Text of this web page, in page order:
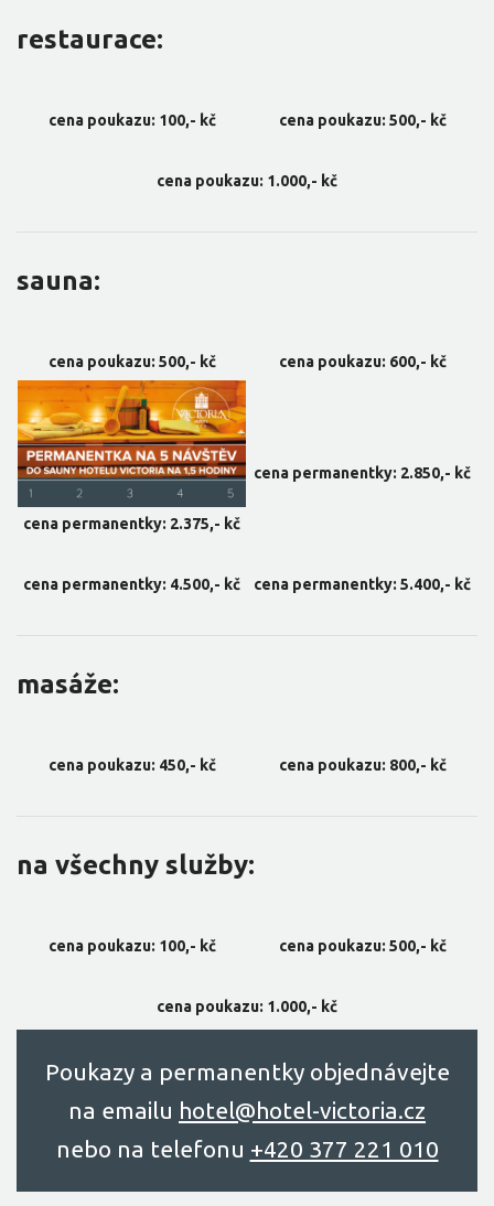
restaurace:
cena poukazu: 100,- kč cena poukazu: 500,- kč
cena poukazu: 1.000,- kč
sauna:
cena poukazu: 500,- kč cena poukazu: 600,- kč
cena permanentky: 2.375,- kč
cena permanentky: 2.850,- kč
cena permanentky: 4.500,- kč cena permanentky: 5.400,- kč
masáže:
cena poukazu: 450,- kč cena poukazu: 800,- kč
na všechny služby:
cena poukazu: 100,- kč cena poukazu: 500,- kč
cena poukazu: 1.000,- kč
Poukazy a permanentky objednávejte
na emailu hоtel@hоtel-victоriа.cz
nebo na telefonu +420 377 221 010